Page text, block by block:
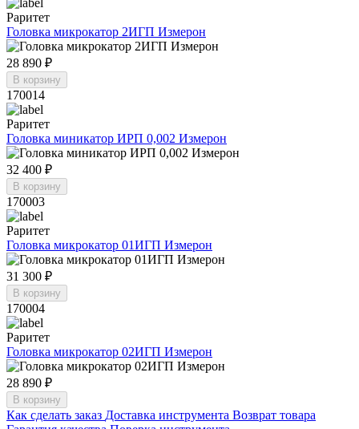
Раритет
Головка микрокатор 2ИГП Измерон
28 890 ₽
В корзину
170014
Раритет
Головка миникатор ИРП 0,002 Измерон
32 400 ₽
В корзину
170003
Раритет
Головка микрокатор 01ИГП Измерон
31 300 ₽
В корзину
170004
Раритет
Головка микрокатор 02ИГП Измерон
28 890 ₽
В корзину
Как сделать заказ Доставка инструмента Возврат товара